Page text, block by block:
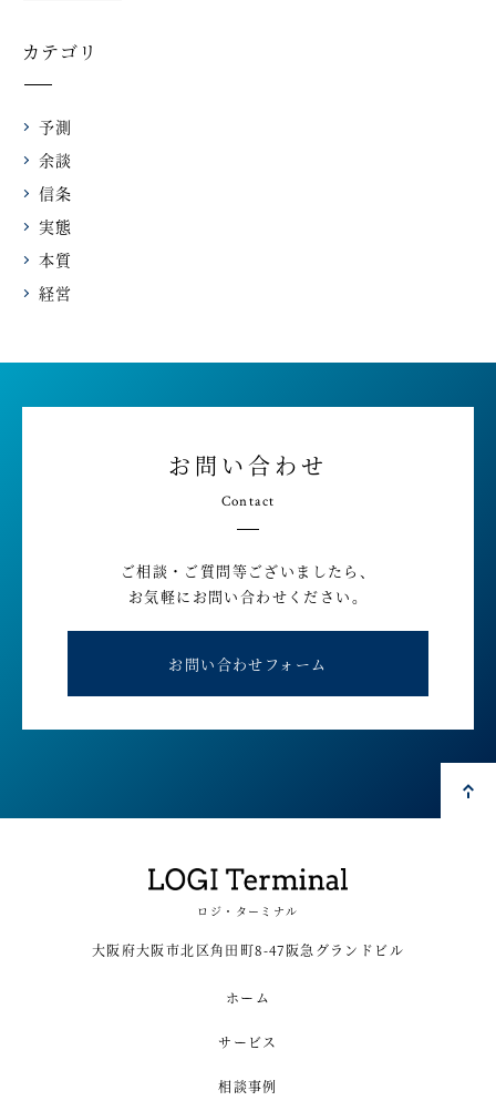
カテゴリ
予測
余談
信条
実態
本質
経営
お問い合わせ
Contact
ご相談・ご質問等ございましたら、
お気軽にお問い合わせください。
お問い合わせフォーム
ロジ・ターミナル
大阪府大阪市北区角田町8-47阪急グランドビル
ホーム
サービス
相談事例